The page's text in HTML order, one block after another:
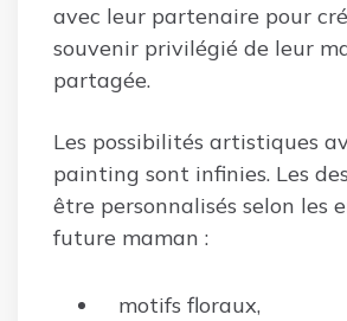
avec leur partenaire pour
souvenir privilégié de leur
partagée.
Les possibilités artistiques
painting sont infinies. Les
être personnalisés selon les
future maman :
motifs floraux,